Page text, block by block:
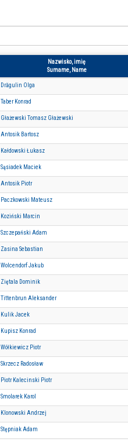
Nazwisko, imię
Surname, Name
Drăgulin Olga
Taber Konrad
Głażewski Tomasz Głażewski
Antosik Bartosz
Kałdowski Łukasz
Sąsiadek Maciek
Antosik Piotr
Paczkowski Mateusz
Koziński Marcin
Szczepański Adam
Zasina Sebastian
Wolcendorf Jakub
Ziętala Dominik
Tittenbrun Aleksander
Kulik Jacek
Kupisz Konrad
Wółkiewicz Piotr
Skrzecz Radosław
Piotr Kalecinski Piotr
Smolarek Karol
Klonowski Andrzej
Stępniak Adam